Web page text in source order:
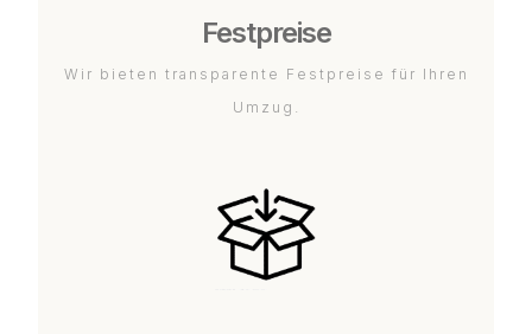
Festpreise
Wir bieten transparente Festpreise für Ihren
Umzug.